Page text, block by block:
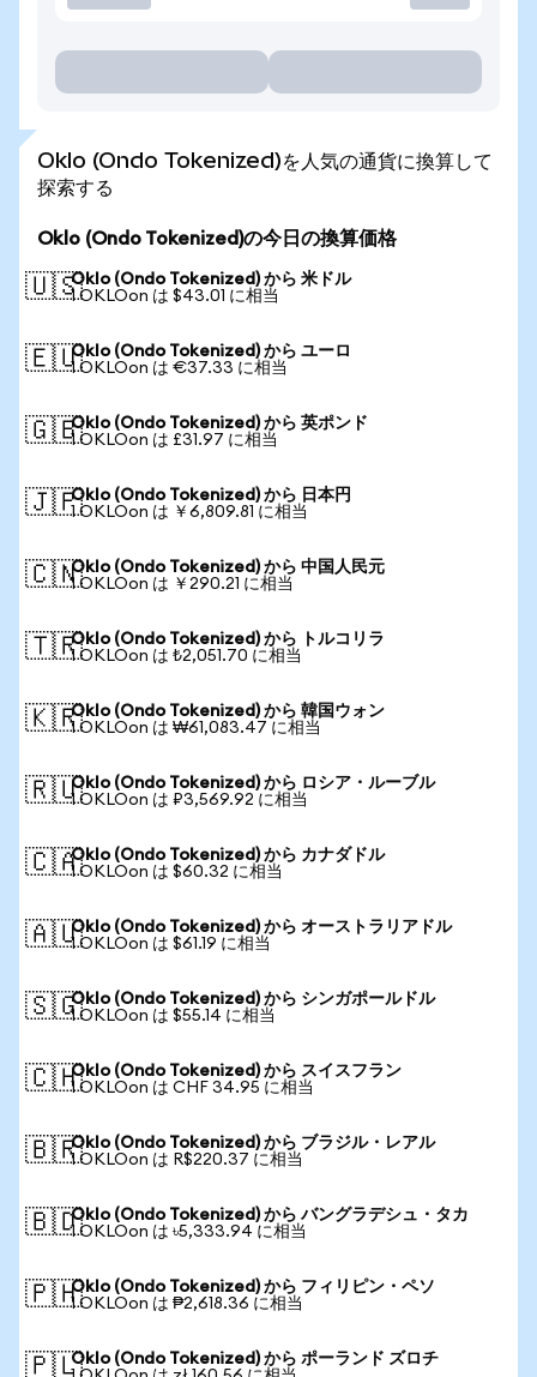
Oklo (Ondo Tokenized)を人気の通貨に換算して
探索する
Oklo (Ondo Tokenized)の今日の換算価格
🇺🇸Oklo (Ondo Tokenized) から 米ドル
1 OKLOon は $43.01 に相当
🇪🇺Oklo (Ondo Tokenized) から ユーロ
1 OKLOon は €37.33 に相当
🇬🇧Oklo (Ondo Tokenized) から 英ポンド
1 OKLOon は £31.97 に相当
🇯🇵Oklo (Ondo Tokenized) から 日本円
1 OKLOon は ￥6,809.81 に相当
🇨🇳Oklo (Ondo Tokenized) から 中国人民元
1 OKLOon は ￥290.21 に相当
🇹🇷Oklo (Ondo Tokenized) から トルコリラ
1 OKLOon は ₺2,051.70 に相当
🇰🇷Oklo (Ondo Tokenized) から 韓国ウォン
1 OKLOon は ₩61,083.47 に相当
🇷🇺Oklo (Ondo Tokenized) から ロシア・ルーブル
1 OKLOon は ₽3,569.92 に相当
🇨🇦Oklo (Ondo Tokenized) から カナダドル
1 OKLOon は $60.32 に相当
🇦🇺Oklo (Ondo Tokenized) から オーストラリアドル
1 OKLOon は $61.19 に相当
🇸🇬Oklo (Ondo Tokenized) から シンガポールドル
1 OKLOon は $55.14 に相当
🇨🇭Oklo (Ondo Tokenized) から スイスフラン
1 OKLOon は CHF 34.95 に相当
🇧🇷Oklo (Ondo Tokenized) から ブラジル・レアル
1 OKLOon は R$220.37 に相当
🇧🇩Oklo (Ondo Tokenized) から バングラデシュ・タカ
1 OKLOon は ৳5,333.94 に相当
🇵🇭Oklo (Ondo Tokenized) から フィリピン・ペソ
1 OKLOon は ₱2,618.36 に相当
🇵🇱Oklo (Ondo Tokenized) から ポーランド ズロチ